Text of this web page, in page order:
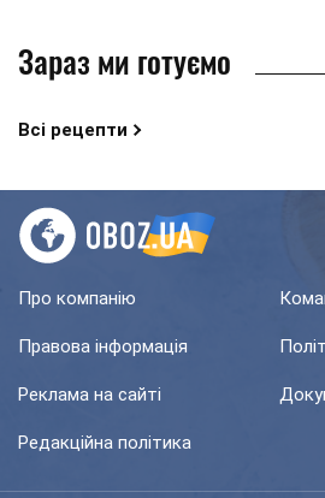
Зараз ми готуємо
Всі рецепти
Про компанію
Правова інформація
Реклама на сайті
Редакційна політика